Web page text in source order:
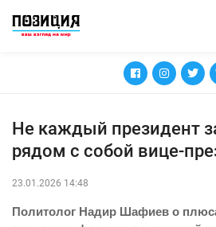
Не каждый президент
рядом с собой вице-
23.01.2026 14:48
Политолог Надир Шафиев о